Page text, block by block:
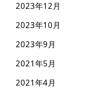
2023年12月
2023年10月
2023年9月
2021年5月
2021年4月